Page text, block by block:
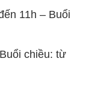
11h – Buổi
chiều: từ